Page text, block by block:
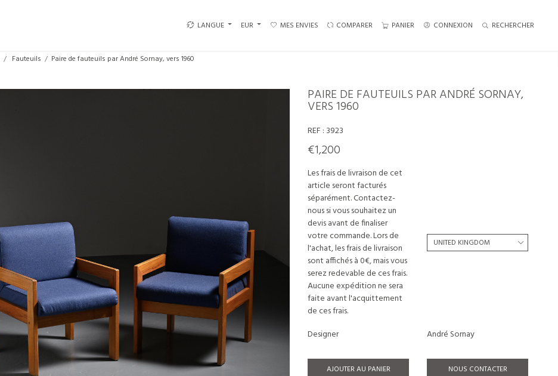
LANGUE EUR MES ENVIES COMPARER PANIER CONNEXION RECHERCHER
Fauteuils Paire de fauteuils par André Sornay, vers 1960
PAIRE DE FAUTEUILS PAR ANDRÉ SORNAY,
VERS 1960
REF : 3923
€1,200
Les frais de livraison de cet
article seront facturés
séparément. Contactez-
nous si vous souhaitez un
devis avant de finaliser
votre commande. Lors de
l'achat, les frais de livraison
sont affichés à 0€, mais vous
serez redevable de ces frais.
Aucune expédition ne sera
faite avant l'acquittement
de ces frais.
Designer
André Sornay
AJOUTER AU PANIER NOUS CONTACTER